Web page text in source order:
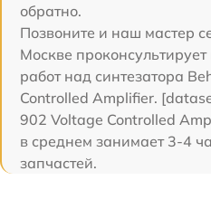
обратно.
Позвоните и наш мастер
Москве проконсультирует
работ над синтезатора
Controlled Amplifier.
902 Voltage Controlled
в среднем занимает 3-4
запчастей.